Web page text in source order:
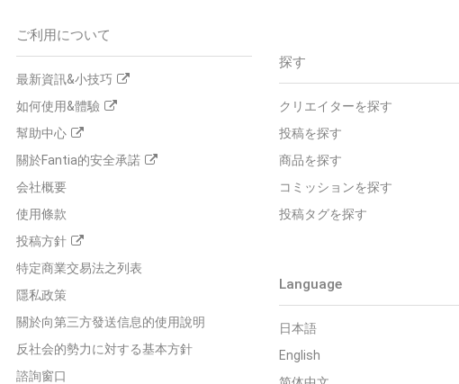
ご利用について
最新資訊&小技巧
如何使用&體驗
幫助中心
關於Fantia的安全承諾
会社概要
使用條款
投稿方針
特定商業交易法之列表
隱私政策
關於向第三方發送信息的使用說明
反社会的勢力に対する基本方針
諮詢窗口
探す
クリエイターを探す
投稿を探す
商品を探す
コミッションを探す
投稿タグを探す
Language
日本語
English